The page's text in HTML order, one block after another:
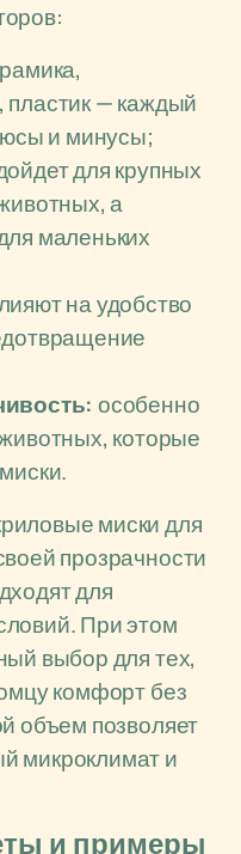
— каждый
и минусы;
для крупных
а
маленьких
на удобство
особенно
которые
миски для
прозрачности
для
При этом
выбор для тех,
комфорт без
объем позволяет
микроклимат и
и примеры